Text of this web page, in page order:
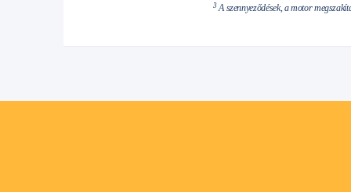
3A szennyeződések, a motor